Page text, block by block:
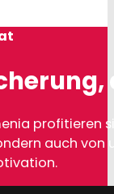
profitieren
auch von